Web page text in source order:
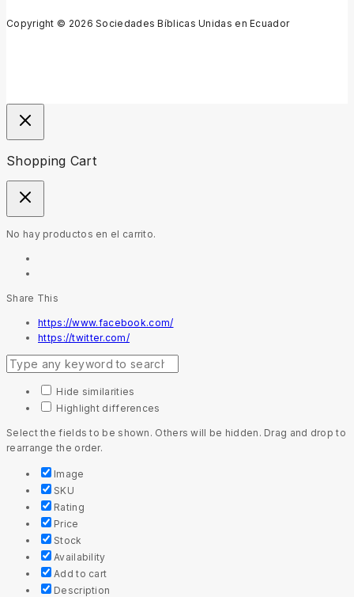
Copyright © 2026 Sociedades Bíblicas Unidas en Ecuador
Shopping Cart
No hay productos en el carrito.
Share This
https://www.facebook.com/
https://twitter.com/
Hide similarities
Highlight differences
Select the fields to be shown. Others will be hidden. Drag and drop to
rearrange the order.
Image
SKU
Rating
Price
Stock
Availability
Add to cart
Description